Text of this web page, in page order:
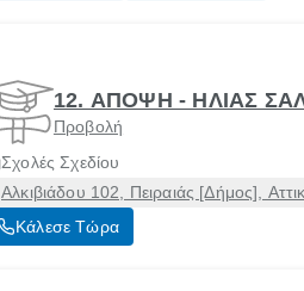
12. ΑΠΟΨΗ - ΗΛΙΑΣ
Προβολή
Σχολές Σχεδίου
Αλκιβιάδου 102, Πειραιάς [Δήμος],
Κάλεσε Τώρα